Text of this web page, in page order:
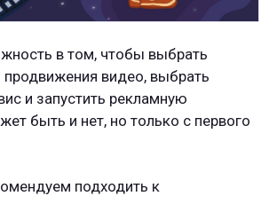
в том, чтобы выбрать
продвижения видео, выбрать
и запустить рекламную
быть и нет, но только с первого
подходить к